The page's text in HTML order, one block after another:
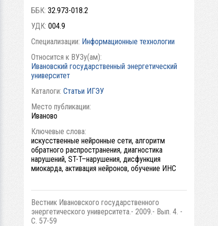
ББК: 32.973-018.2
УДК: 004.9
Специализации: Информационные технологии
Относится к ВУЗу(ам):
Ивановский государственный энергетический
университет
Каталоги: Статьи ИГЭУ
Место публикации:
Иваново
Ключевые слова:
искусственные нейронные сети, алгоритм
обратного распространения, диагностика
нарушений, ST-T–нарушения, дисфункция
миокарда, активация нейронов, обучение ИНС
Вестник Ивановского государственного
энергетического университета.- 2009.- Вып. 4. -
С. 57-59